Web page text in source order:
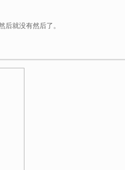
后就没有然后了。